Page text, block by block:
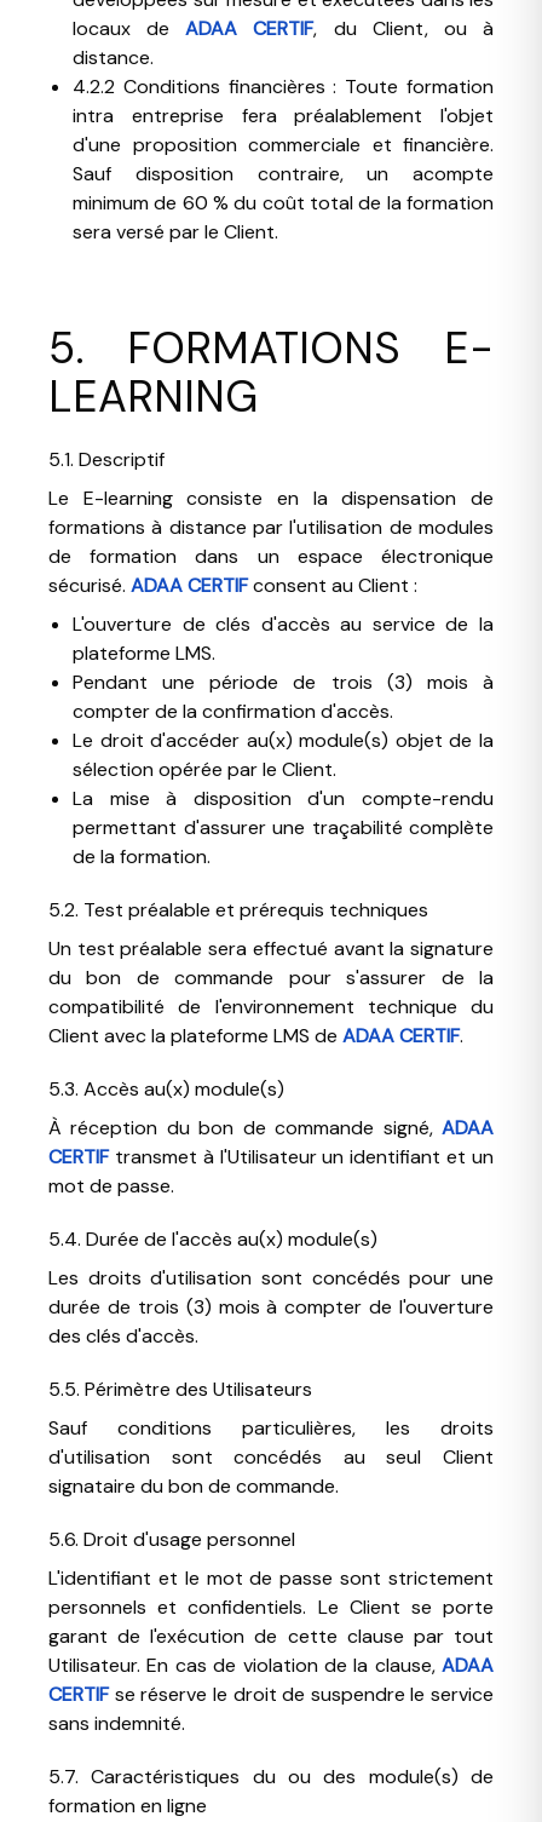
locaux deADAA CERTIF, du Client, ou à
distance.
4.2.2 Conditions financières : Toute formation
intra entreprise fera préalablement l'objet
d'une proposition commerciale et financière.
Sauf disposition contraire, un acompte
minimum de 60 % du coût total de la formation
sera versé par le Client.
5. FORMATIONS E-
LEARNING
5.1. Descriptif
Le E-learning consiste en la dispensation de
formations à distance par l'utilisation de modules
de formation dans un espace électronique
sécurisé. ADAA CERTIFconsent au Client :
L'ouverture de clés d'accès au service de la
plateforme LMS.
Pendant une période de trois (3) mois à
compter de la confirmation d'accès.
Le droit d'accéder au(x) module(s) objet de la
sélection opérée par le Client.
La mise à disposition d'un compte-rendu
permettant d'assurer une traçabilité complète
de la formation.
5.2. Test préalable et prérequis techniques
Un test préalable sera effectué avant la signature
du bon de commande pour s'assurer de la
compatibilité de l'environnement technique du
Client avec la plateforme LMS de ADAA CERTIF.
5.3. Accès au(x) module(s)
À réception du bon de commande signé, ADAA
CERTIFtransmet à l'Utilisateur un identifiant et un
mot de passe.
5.4. Durée de l'accès au(x) module(s)
Les droits d'utilisation sont concédés pour une
durée de trois (3) mois à compter de l'ouverture
des clés d'accès.
5.5. Périmètre des Utilisateurs
Sauf conditions particulières, les droits
d'utilisation sont concédés au seul Client
signataire du bon de commande.
5.6. Droit d'usage personnel
L'identifiant et le mot de passe sont strictement
personnels et confidentiels. Le Client se porte
garant de l'exécution de cette clause par tout
Utilisateur. En cas de violation de la clause, ADAA
CERTIFse réserve le droit de suspendre le service
sans indemnité.
5.7. Caractéristiques du ou des module(s) de
formation en ligne